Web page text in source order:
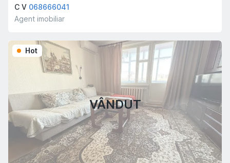
C V 068666041
Agent imobiliar
VÂNDUT
Hot